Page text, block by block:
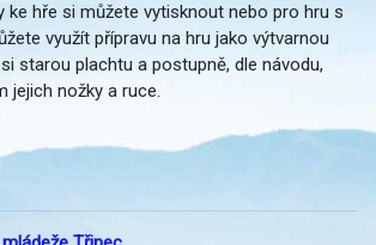
ke hře si můžete vytisknout nebo pro hru s
využít přípravu na hru jako výtvarnou
starou plachtu a postupně, dle návodu,
jejich nožky a ruce.